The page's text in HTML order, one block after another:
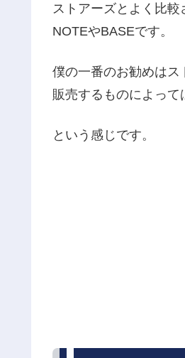
ストアーズとよく比較
NOTEやBASEです。
僕の一番のお勧めはス
販売するものによっ
という感じです。